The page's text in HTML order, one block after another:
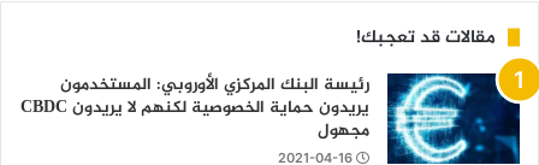
مقالات قد تعجبك!
رئيسة البنك المركزي الأوروبي: المستخدمون
يريدون حماية الخصوصية لكنهم لا يريدون CBDC
مجهول
2021-04-16